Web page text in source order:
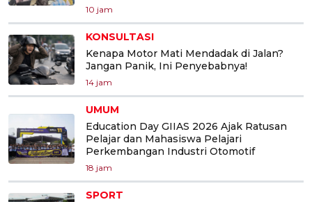
10 jam
KONSULTASI
Kenapa Motor Mati Mendadak di Jalan?
Jangan Panik, Ini Penyebabnya!
14 jam
UMUM
Education Day GIIAS 2026 Ajak Ratusan
Pelajar dan Mahasiswa Pelajari
Perkembangan Industri Otomotif
18 jam
SPORT